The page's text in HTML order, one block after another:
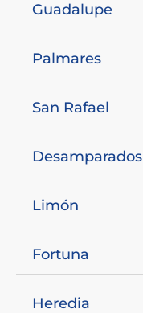
Guadalupe
Palmares
San Rafael
Desamparados
Limón
Fortuna
Heredia